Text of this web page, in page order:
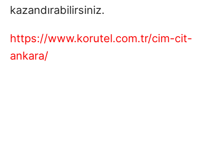
kazandırabilirsiniz.
https://www.korutel.com.tr/cim-cit-
ankara/